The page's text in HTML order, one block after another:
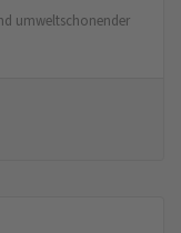
umweltschonender